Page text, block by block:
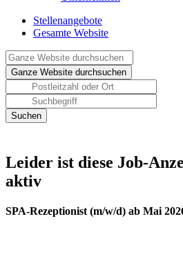
Stellenangebote
Gesamte Website
Leider ist diese Job-
aktiv
SPA-Rezeptionist (m/w/d) ab Mai